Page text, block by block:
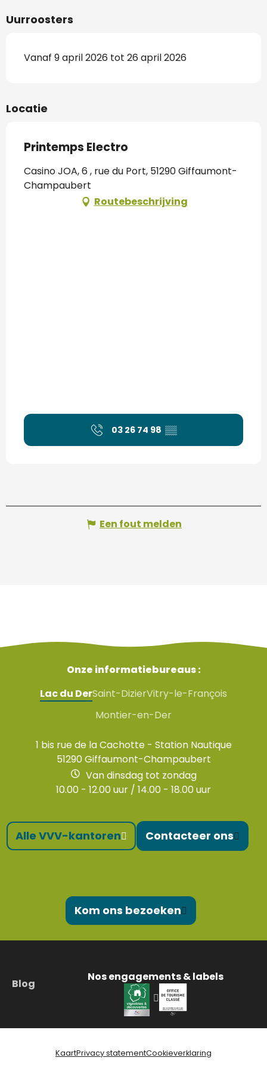
Uurroosters
Vanaf 9 april 2026 tot 26 april 2026
Locatie
Printemps Electro
Casino JOA, 6 , rue du Port, 51290 Giffaumont-
Champaubert
Routebeschrijving
03 26 74 98 ▒▒
Een fout melden
Onze informatiebureaus :
Lac du DerSaint-DizierVitry-le-François
Montier-en-Der
1 bis rue de la Cachotte - Station Nautique
51290 Giffaumont-Champaubert
Van dinsdag tot zondag
10.00 - 12.00 uur / 14.00 - 18.00 uur
Alle VVV-kantoren Contacteer ons
Kom ons bezoeken
Blog
Nos engagements & labels
KaartPrivacy statementCookieverklaring